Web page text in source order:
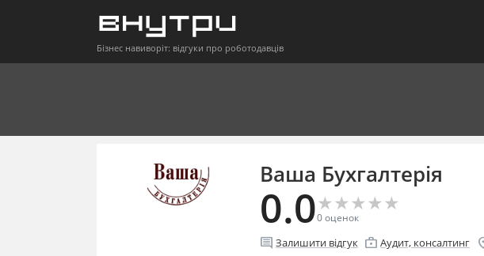
Бізнес навиворіт: відгуки про роботодавців
Ваша Бухгалтерія
0.0★
★★
★★
★★
★★
★
0оценок
comment Залишити відгук enterprise Аудит, консалтинг